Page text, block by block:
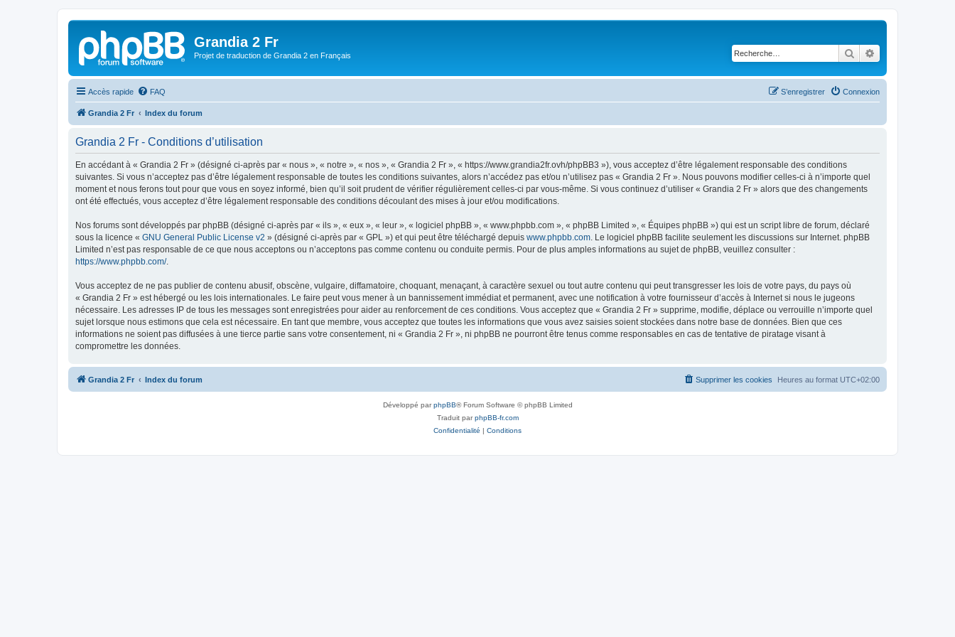
Grandia 2 Fr
Projet de traduction de Grandia 2 en Français Rechercher
Accès rapide FAQ Connexion
S’enregistrer
Grandia 2 Fr Index du forum
Grandia 2 Fr - Conditions d’utilisation
En accédant à « Grandia 2 Fr » (désigné ci-après par « nous », « notre », « nos », « Grandia 2 Fr », « https://www.grandia2fr.ovh/phpBB3 »), vous acceptez d’être légalement responsable des conditions
suivantes. Si vous n’acceptez pas d’être légalement responsable de toutes les conditions suivantes, alors n’accédez pas et/ou n’utilisez pas « Grandia 2 Fr ». Nous pouvons modifier celles-ci à n’importe quel
moment et nous ferons tout pour que vous en soyez informé, bien qu’il soit prudent de vérifier régulièrement celles-ci par vous-même. Si vous continuez d’utiliser « Grandia 2 Fr » alors que des changements
ont été effectués, vous acceptez d’être légalement responsable des conditions découlant des mises à jour et/ou modifications.
Nos forums sont développés par phpBB (désigné ci-après par « ils », « eux », « leur », « logiciel phpBB », « www.phpbb.com », « phpBB Limited », « Équipes phpBB ») qui est un script libre de forum, déclaré
sous la licence « GNU General Public License v2 » (désigné ci-après par « GPL ») et qui peut être téléchargé depuis www.phpbb.com . Le logiciel phpBB facilite seulement les discussions sur Internet. phpBB
Limited n’est pas responsable de ce que nous acceptons ou n’acceptons pas comme contenu ou conduite permis. Pour de plus amples informations au sujet de phpBB, veuillez consulter :
https://www.phpbb.com/.
Vous acceptez de ne pas publier de contenu abusif, obscène, vulgaire, diffamatoire, choquant, menaçant, à caractère sexuel ou tout autre contenu qui peut transgresser les lois de votre pays, du pays où
« Grandia 2 Fr » est hébergé ou les lois internationales. Le faire peut vous mener à un bannissement immédiat et permanent, avec une notification à votre fournisseur d’accès à Internet si nous le jugeons
nécessaire. Les adresses IP de tous les messages sont enregistrées pour aider au renforcement de ces conditions. Vous acceptez que « Grandia 2 Fr » supprime, modifie, déplace ou verrouille n’importe quel
sujet lorsque nous estimons que cela est nécessaire. En tant que membre, vous acceptez que toutes les informations que vous avez saisies soient stockées dans notre base de données. Bien que ces
informations ne soient pas diffusées à une tierce partie sans votre consentement, ni « Grandia 2 Fr », ni phpBB ne pourront être tenus comme responsables en cas de tentative de piratage visant à
compromettre les données.
Grandia 2 Fr Index du forum Heures au format UTC+02:00
Supprimer les cookies
Développé parphpBB® Forum Software © phpBB Limited
Traduit parphpBB-fr.com
Confidentialité | Conditions